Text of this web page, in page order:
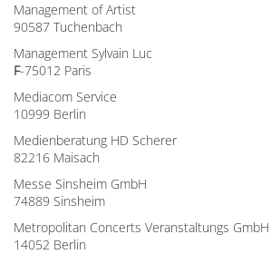
Management of Artist
90587 Tuchenbach
Management Sylvain Luc
F-75012 Paris
Mediacom Service
10999 Berlin
Medienberatung HD Scherer
82216 Maisach
Messe Sinsheim GmbH
74889 Sinsheim
Metropolitan Concerts Veranstaltungs GmbH
14052 Berlin